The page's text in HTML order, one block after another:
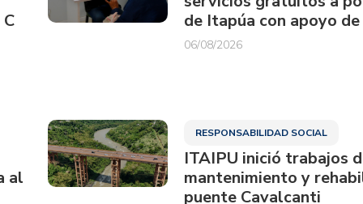
de Itapúa con apoyo
06/08/2026
al
RESPONSABILIDAD SOCIAL
ITAIPU inició trabajos
mantenimiento y
puente Cavalcanti